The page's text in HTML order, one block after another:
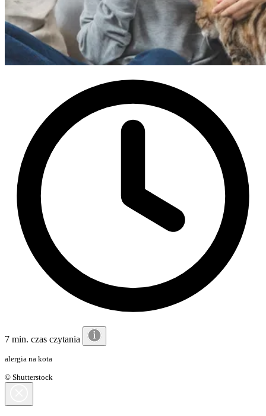
7 min. czas czytania
alergia na kota
© Shutterstock